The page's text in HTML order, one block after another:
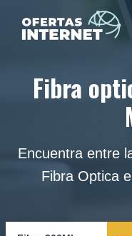
Fibra
Encuentra entre
Fibra Optica